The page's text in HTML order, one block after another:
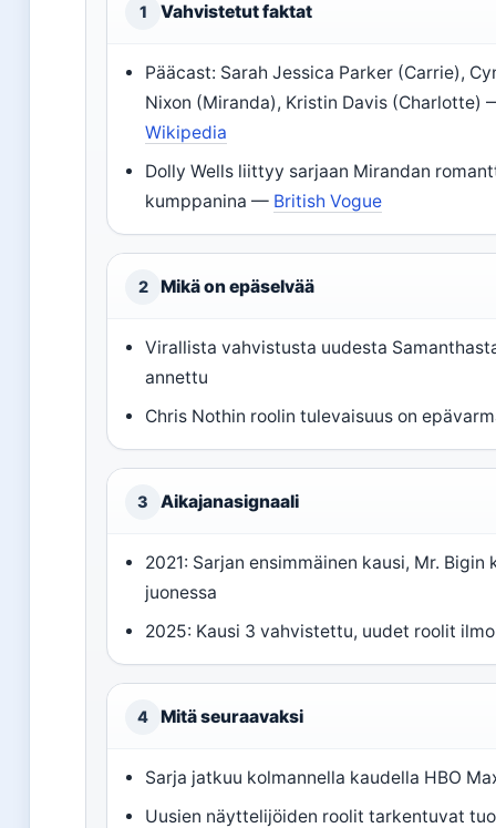
1 Vahvistetut faktat
Pääcast: Sarah Jessica Parker (Carrie),
Nixon (Miranda), Kristin Davis (Charlotte)
Wikipedia
Dolly Wells liittyy sarjaan Mirandan
kumppanina — British Vogue
2 Mikä on epäselvää
Virallista vahvistusta uudesta
annettu
Chris Nothin roolin tulevaisuus on
3 Aikajanasignaali
2021: Sarjan ensimmäinen kausi, Mr. Bigin
juonessa
2025: Kausi 3 vahvistettu, uudet roolit
4 Mitä seuraavaksi
Sarja jatkuu kolmannella kaudella HBO
Uusien näyttelijöiden roolit tarkentuvat